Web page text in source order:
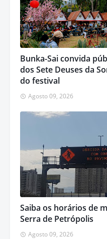
Bunka-Sai convida
dos Sete Deuses da
do festival
Agosto 09, 2026
Saiba os horários de
Serra de Petrópolis
Agosto 09, 2026